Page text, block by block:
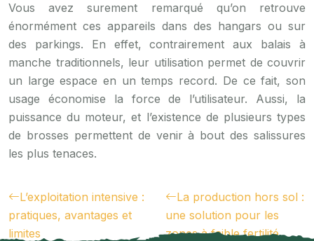
Vous avez surement remarqué qu’on retrouve
énormément ces appareils dans des hangars ou sur
des parkings. En effet, contrairement aux balais à
manche traditionnels, leur utilisation permet de couvrir
un large espace en un temps record. De ce fait, son
usage économise la force de l’utilisateur. Aussi, la
puissance du moteur, et l’existence de plusieurs types
de brosses permettent de venir à bout des salissures
les plus tenaces.
L’exploitation intensive :
pratiques, avantages et
limites
La production hors sol :
une solution pour les
zones à faible fertilité